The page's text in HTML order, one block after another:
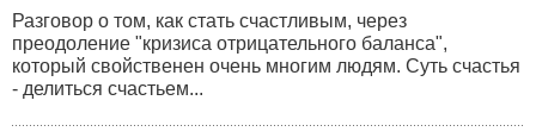
Разговор о том, как стать счастливым, через
преодоление "кризиса отрицательного баланса",
который свойственен очень многим людям. Суть счастья
- делиться счастьем...